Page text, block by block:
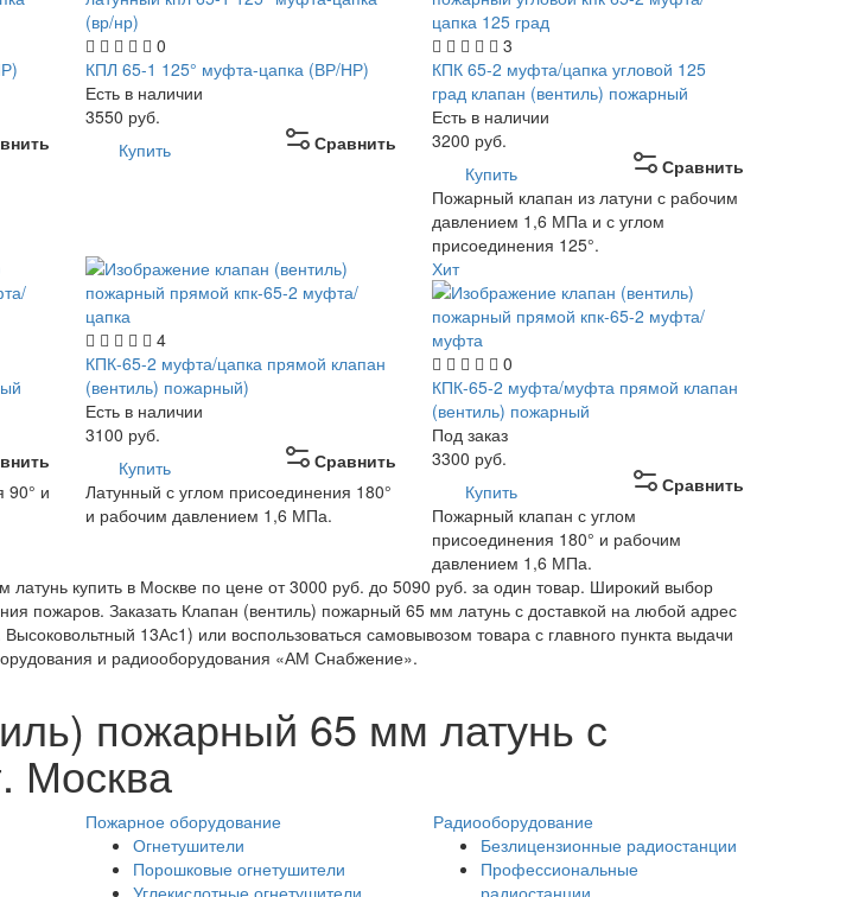
0
КПЛ 65-1 125° муфта-цапка (ВР/НР)
Есть в наличии
3550 руб.
Сравнить
Купить
3
КПК 65-2 муфта/цапка угловой 125
град клапан (вентиль) пожарный
Есть в наличии
3200 руб.
Сравнить
Купить
Пожарный клапан из латуни с рабочим
давлением 1,6 МПа и с углом
присоединения 125°.
90° и
4
КПК-65-2 муфта/цапка прямой клапан
(вентиль) пожарный)
Есть в наличии
3100 руб.
Сравнить
Купить
Латунный с углом присоединения 180°
и рабочим давлением 1,6 МПа.
Хит
0
КПК-65-2 муфта/муфта прямой клапан
(вентиль) пожарный
Под заказ
3300 руб.
Сравнить
Купить
Пожарный клапан с углом
присоединения 180° и рабочим
давлением 1,6 МПа.
купить в Москве по цене от 3000 руб. до 5090 руб. за один товар. Широкий выбор
пожаров. Заказать Клапан (вентиль) пожарный 65 мм латунь с доставкой на любой адрес
13Ас1) или воспользоваться самовывозом товара с главного пункта выдачи
и радиооборудования «АМ Снабжение».
пожарный 65 мм латунь с
Москва
Пожарное оборудование
Огнетушители
Порошковые огнетушители
Углекислотные огнетушители
Радиооборудование
Безлицензионные радиостанции
Профессиональные
радиостанции